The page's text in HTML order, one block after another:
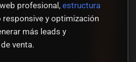
profesional, estructura
responsive y optimización
más leads y
venta.